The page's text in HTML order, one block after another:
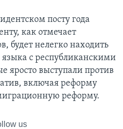
посту года
как отмечает
будет нелегко находить
с республиканскими
яросто выступали против
включая реформу
реформу.
us